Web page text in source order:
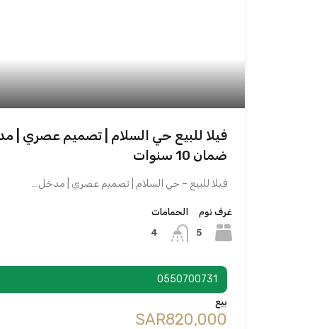
فيلا للبيع حي السلام | تصميم عصري
ضمان 10 سنوات
فيلا للبيع – حي السلام | تصميم عصري | مدخل…
غرف نوم
5
الحمامات
4
0550700731
بيع
‪SAR820,000